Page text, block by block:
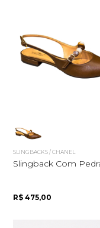
SLINGBACKS / CHANEL
Slingback Com
R$ 475,00